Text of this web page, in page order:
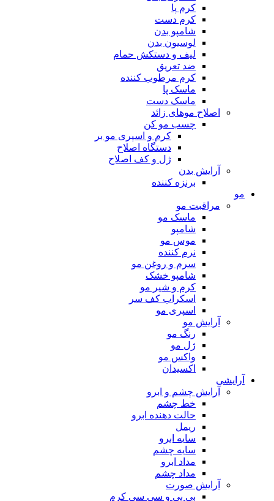
کرم پا
کرم دست
شامپو بدن
لوسیون بدن
لیف و دستکش حمام
ضد تعریق
کرم مرطوب کننده
ماسک پا
ماسک دست
اصلاح موهای زائد
چسب مو کن
کرم و اسپری مو بر
دستگاه اصلاح
ژل و کف اصلاح
آرایش بدن
برنزه کننده
مو
مراقبت مو
ماسک مو
شامپو
موس مو
نرم کننده
سرم و روغن مو
شامپو خشک
کرم و شیر مو
اسکراب کف سر
اسپری مو
آرایش مو
رنگ مو
ژل مو
واکس مو
اکسیدان
آرایشی
آرایش چشم و ابرو
خط چشم
حالت دهنده ابرو
ریمل
سایه ابرو
سایه چشم
مداد ابرو
مداد چشم
آرایش صورت
بی بی و سی سی کرم